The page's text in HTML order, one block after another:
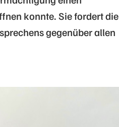
konnte. Sie fordert die
gegenüber allen